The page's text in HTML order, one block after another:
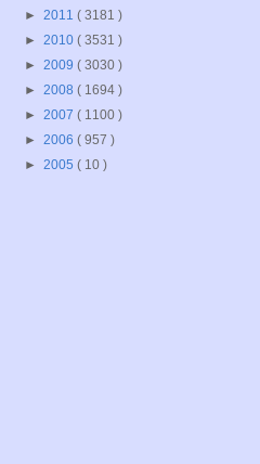
► 2011 ( 3181 )
► 2010 ( 3531 )
► 2009 ( 3030 )
► 2008 ( 1694 )
► 2007 ( 1100 )
► 2006 ( 957 )
► 2005 ( 10 )